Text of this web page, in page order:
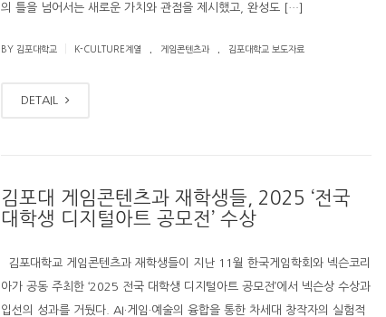
의 틀을 넘어서는 새로운 가치와 관점을 제시했고, 완성도 […]
BY 김포대학교 K-CULTURE계열 게임콘텐츠과 김포대학교 보도자료
DETAIL
김포대 게임콘텐츠과 재학생들, 2025 ‘전국
대학생 디지털아트 공모전’ 수상
김포대학교 게임콘텐츠과 재학생들이 지난 11월 한국게임학회와 넥슨코리
아가 공동 주최한 ‘2025 전국 대학생 디지털아트 공모전’에서 넥슨상 수상과
입선의 성과를 거뒀다. AI·게임·예술의 융합을 통한 차세대 창작자의 실험적